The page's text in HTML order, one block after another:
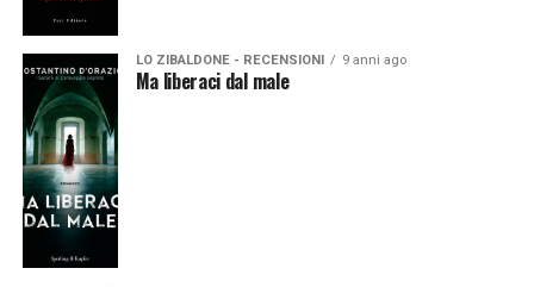
LO ZIBALDONE - RECENSIONI 9 anni ago
Ma liberaci dal male